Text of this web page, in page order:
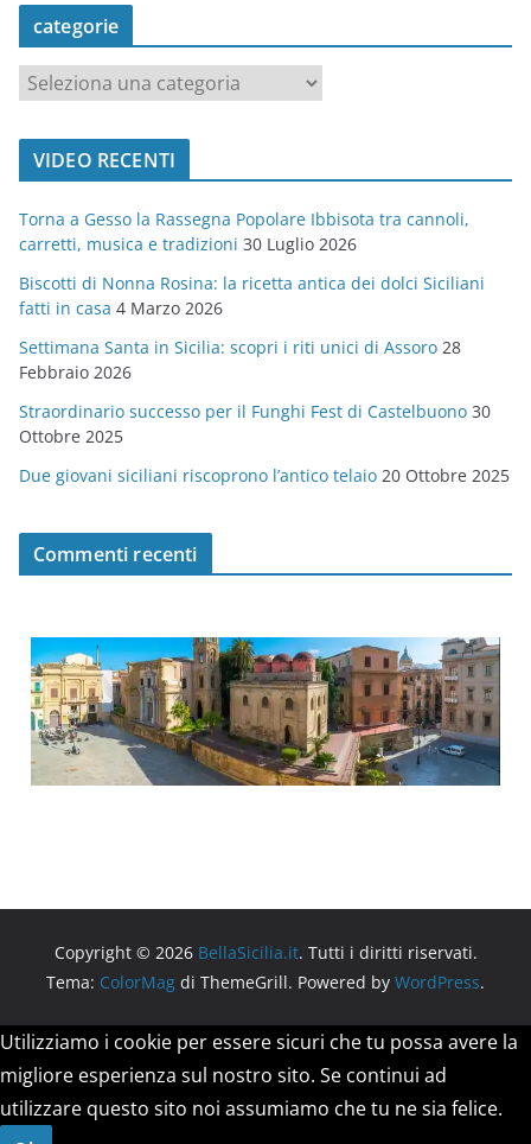
categorie
t
o
r
i
e
VIDEO RECENTI
Torna a Gesso la Rassegna Popolare Ibbisota tra cannoli,
carretti, musica e tradizioni 30 Luglio 2026
Biscotti di Nonna Rosina: la ricetta antica dei dolci Siciliani
fatti in casa 4 Marzo 2026
Settimana Santa in Sicilia: scopri i riti unici di Assoro 28
Febbraio 2026
Straordinario successo per il Funghi Fest di Castelbuono 30
Ottobre 2025
Due giovani siciliani riscoprono l’antico telaio 20 Ottobre 2025
Commenti recenti
Copyright © 2026 BellaSicilia.it. Tutti i diritti riservati.
Tema: ColorMag di ThemeGrill. Powered by WordPress.
Utilizziamo i cookie per essere sicuri che tu possa avere la
migliore esperienza sul nostro sito. Se continui ad
utilizzare questo sito noi assumiamo che tu ne sia felice.